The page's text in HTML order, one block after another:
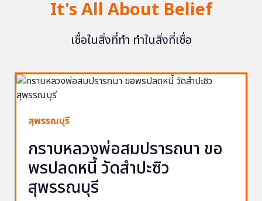
It's All About Belief
เชื่อในสิ่งที่ทำ ทำในสิ่งที่เชื่อ
สุพรรณบุรี
กราบหลวงพ่อสมปรารถนา ขอ
พรปลดหนี้ วัดสำปะซิว
สุพรรณบุรี